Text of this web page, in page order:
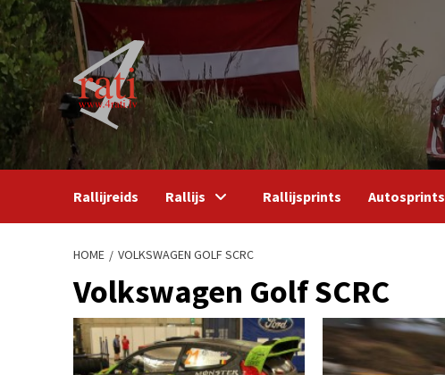
Skip
to
content
Rallijreids Rallijs Rallijsprints Autosprints
HOME VOLKSWAGEN GOLF SCRC
Volkswagen Golf SCRC